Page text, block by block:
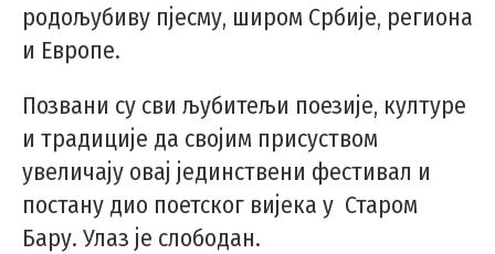
родољубиву пјесму, широм Србије, региона
и Европе.
Позвани су сви љубитељи поезије, културе
и традиције да својим присуством
увеличају овај јединствени фестивал и
постану дио поетског вијека у Старом
Бару. Улаз је слободан.